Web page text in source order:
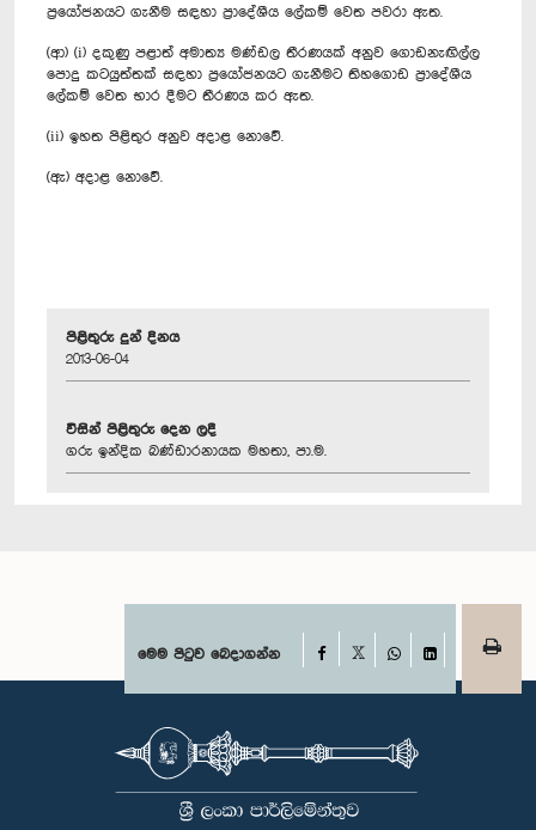
ප්‍රයෝජනයට ගැනීම සඳහා ප්‍රාදේශීය ලේකම් වෙත පවරා ඇත.
(ආ) (i) දකුණු පළාත් අමාත්‍ය මණ්ඩල තීරණයක් අනුව ගොඩනැඟිල්ල
පොදු කටයුත්තක් සඳහා ප්‍රයෝජනයට ගැනීමට තිහගොඩ ප්‍රාදේශීය
ලේකම් වෙත භාර දීමට තීරණය කර ඇත.
(ii) ඉහත පිළිතුර අනුව අදාළ නොවේ.
(ඇ) අදාළ නොවේ.
පිළිතුරු දුන් දිනය
2013-06-04
විසින් පිළිතුරු දෙන ලදී
ගරු ඉන්දික බණ්ඩාරනායක මහතා, පා.ම.
මෙම පිටුව බෙදාගන්න Facebook
WhatsAppLinkedIn